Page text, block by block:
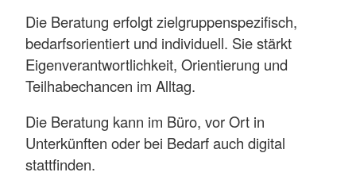
Die Beratung erfolgt zielgruppenspezifisch,
bedarfsorientiert und individuell. Sie stärkt
Eigenverantwortlichkeit, Orientierung und
Teilhabechancen im Alltag.
Die Beratung kann im Büro, vor Ort in
Unterkünften oder bei Bedarf auch digital
stattfinden.